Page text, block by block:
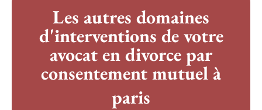
Les autres domaines
d'interventions de votre
avocat en divorce par
consentement mutuel à
paris